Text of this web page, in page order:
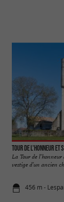
Tour de l'Honneur et
La Tour de
vestige d’un ancien
456 m -